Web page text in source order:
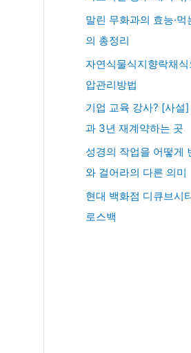
말린 무화과의 효능·먹
의 총정리
자연식물식지향락채
압관리방법
기업 교육 강사? [사설
과 3년 재계약하는 곳
성경의 작업을 어떻게
와 걸어라의 다른 의미
현대 백화점 디큐브시
로스백